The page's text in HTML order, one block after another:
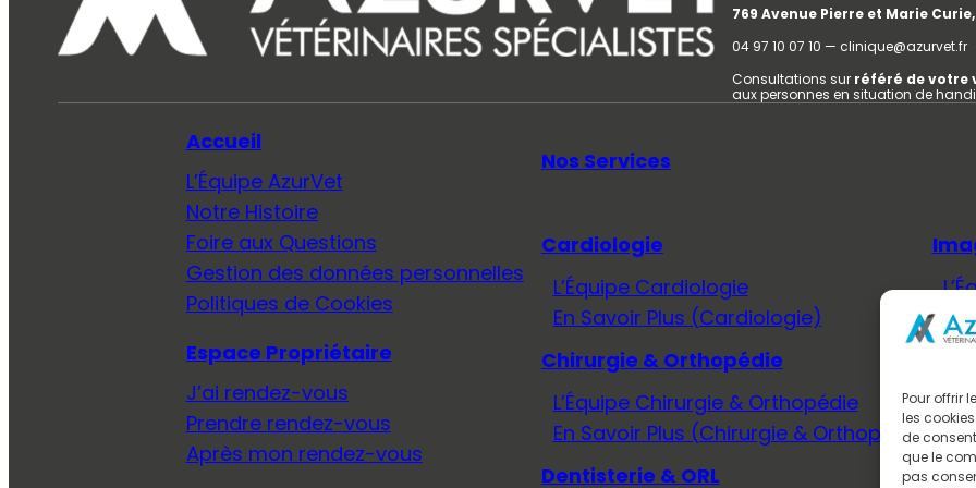
Pour offrir
les
de
que le
pas
769 Avenue Pierre et Marie
04 97 10 07 10 — clinique@azurvet.fr
Consultations sur référé de
aux personnes en situation de
Accueil
L’Équipe AzurVet
Notre Histoire
Foire aux Questions
Gestion des données personnelles
Politiques de Cookies
Espace Propriétaire
J’ai rendez-vous
Prendre rendez-vous
Après mon rendez-vous
Nos Services
Cardiologie
L’Équipe Cardiologie
En Savoir Plus (Cardiologie)
Chirurgie & Orthopédie
L’Équipe Chirurgie & Orthopédie
En Savoir Plus (Chirurgie & Orthopédie)
Dentisterie & ORL
En